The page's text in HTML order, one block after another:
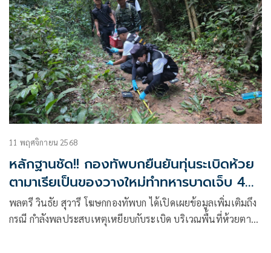
11 พฤศจิกายน 2568
หลักฐานชัด!! กองทัพบกยืนยันทุ่นระเบิดห้วย
ตามาเรียเป็นของวางใหม่ทำทหารบาดเจ็บ 4
นาย
พลตรี วินธัย สุวารี โฆษกกองทัพบก ได้เปิดเผยข้อมูลเพิ่มเติมถึง
กรณี กำลังพลประสบเหตุเหยียบกับระเบิด บริเวณพื้นที่ห้วยตา